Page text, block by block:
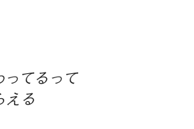
ってるって
える